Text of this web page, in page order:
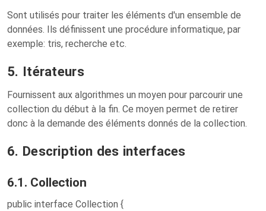
Sont utilisés pour traiter les éléments d'un ensemble de
données. Ils définissent une procédure informatique, par
exemple: tris, recherche etc.
5. Itérateurs
Fournissent aux algorithmes un moyen pour parcourir une
collection du début à la fin. Ce moyen permet de retirer
donc à la demande des éléments donnés de la collection.
6. Description des interfaces
6.1. Collection
public interface Collection {